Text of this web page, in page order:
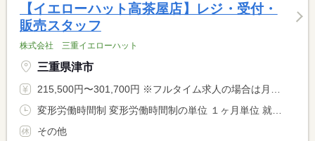
【イエローハット高茶屋店】レジ・受付・
販売スタッフ
株式会社 三重イエローハット
三重県津市
215,500円〜301,700円 ※フルタイム求人の場合は月額（換算額）、パート求人の場合は時間額を表示しています。
その他